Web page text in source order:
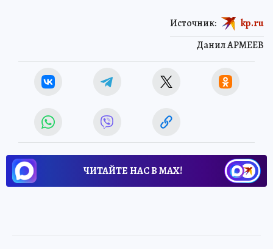
Данил АРМЕЕВ
Источник: kp.ru
ЧИТАЙТЕ НАС В МАХ!